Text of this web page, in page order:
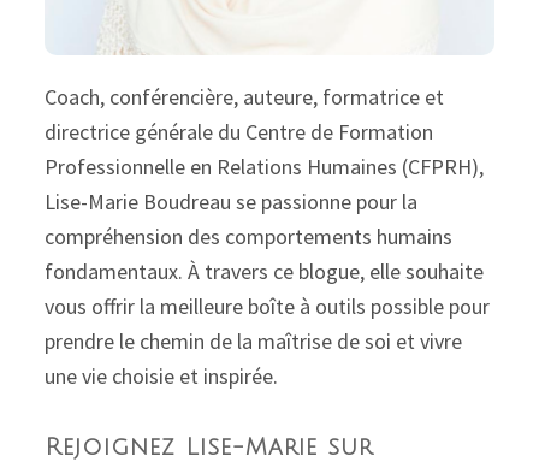
Coach, conférencière, auteure, formatrice et
directrice générale du Centre de Formation
Professionnelle en Relations Humaines (CFPRH),
Lise-Marie Boudreau se passionne pour la
compréhension des comportements humains
fondamentaux. À travers ce blogue, elle souhaite
vous offrir la meilleure boîte à outils possible pour
prendre le chemin de la maîtrise de soi et vivre
une vie choisie et inspirée.
Rejoignez Lise-Marie sur